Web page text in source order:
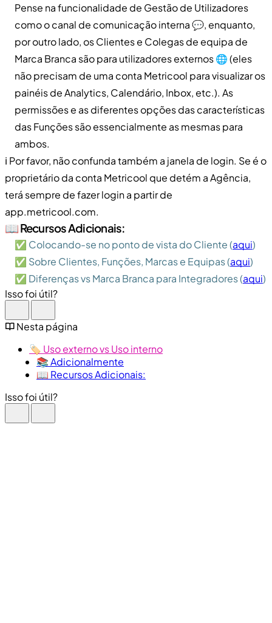
Pense na funcionalidade de Gestão de Utilizadores
como o canal de comunicação interna 💬, enquanto,
por outro lado, os Clientes e Colegas de equipa de
Marca Branca são para utilizadores externos 🌐 (eles
não precisam de uma conta Metricool para visualizar os
painéis de Analytics, Calendário, Inbox, etc.). As
permissões e as diferentes opções das características
das Funções são essencialmente as mesmas para
ambos.
ℹ️ Por favor, não confunda também a janela de login. Se é o
proprietário da conta Metricool que detém a Agência,
terá sempre de fazer login a partir de
app.metricool.com.
📖 Recursos Adicionais:
✅ Colocando-se no ponto de vista do Cliente (aqui)
✅ Sobre Clientes, Funções, Marcas e Equipas (aqui)
✅ Diferenças vs Marca Branca para Integradores (aqui)
Isso foi útil?
Nesta página
🏷️ Uso externo vs Uso interno
📚 Adicionalmente
📖 Recursos Adicionais:
Isso foi útil?